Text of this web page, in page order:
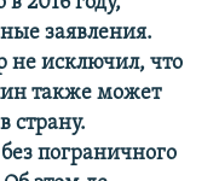
заявления.
не исключил, что
также может
страну.
пограничного